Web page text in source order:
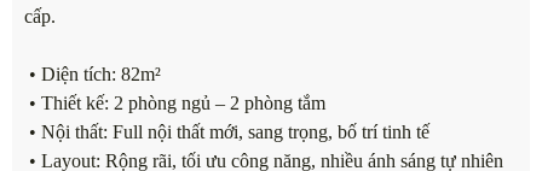
cấp.
• Diện tích: 82m²
• Thiết kế: 2 phòng ngủ – 2 phòng tắm
• Nội thất: Full nội thất mới, sang trọng, bố trí tinh tế
• Layout: Rộng rãi, tối ưu công năng, nhiều ánh sáng tự nhiên